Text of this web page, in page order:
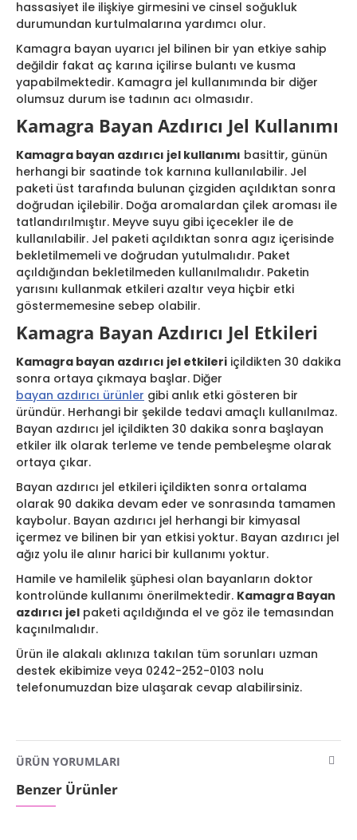
hassasiyet ile ilişkiye girmesini ve cinsel soğukluk
durumundan kurtulmalarına yardımcı olur.
Kamagra bayan uyarıcı jel bilinen bir yan etkiye sahip
değildir fakat aç karına içilirse bulantı ve kusma
yapabilmektedir. Kamagra jel kullanımında bir diğer
olumsuz durum ise tadının acı olmasıdır.
Kamagra Bayan Azdırıcı Jel Kullanımı
Kamagra bayan azdırıcı jel kullanımı basittir, günün
herhangi bir saatinde tok karnına kullanılabilir. Jel
paketi üst tarafında bulunan çizgiden açıldıktan sonra
doğrudan içilebilir. Doğa aromalardan çilek aroması ile
tatlandırılmıştır. Meyve suyu gibi içecekler ile de
kullanılabilir. Jel paketi açıldıktan sonra agız içerisinde
bekletilmemeli ve doğrudan yutulmalıdır. Paket
açıldığından bekletilmeden kullanılmalıdır. Paketin
yarısını kullanmak etkileri azaltır veya hiçbir etki
göstermemesine sebep olabilir.
Kamagra Bayan Azdırıcı Jel Etkileri
Kamagra bayan azdırıcı jel etkileri içildikten 30 dakika
sonra ortaya çıkmaya başlar. Diğer
bayan azdırıcı ürünler gibi anlık etki gösteren bir
üründür. Herhangi bir şekilde tedavi amaçlı kullanılmaz.
Bayan azdırıcı jel içildikten 30 dakika sonra başlayan
etkiler ilk olarak terleme ve tende pembeleşme olarak
ortaya çıkar.
Bayan azdırıcı jel etkileri içildikten sonra ortalama
olarak 90 dakika devam eder ve sonrasında tamamen
kaybolur. Bayan azdırıcı jel herhangi bir kimyasal
içermez ve bilinen bir yan etkisi yoktur. Bayan azdırıcı jel
ağız yolu ile alınır harici bir kullanımı yoktur.
Hamile ve hamilelik şüphesi olan bayanların doktor
kontrolünde kullanımı önerilmektedir. Kamagra Bayan
azdırıcı jel paketi açıldığında el ve göz ile temasından
kaçınılmalıdır.
Ürün ile alakalı aklınıza takılan tüm sorunları uzman
destek ekibimize veya 0242-252-0103 nolu
telefonumuzdan bize ulaşarak cevap alabilirsiniz.
ÜRÜN YORUMLARI
Benzer Ürünler